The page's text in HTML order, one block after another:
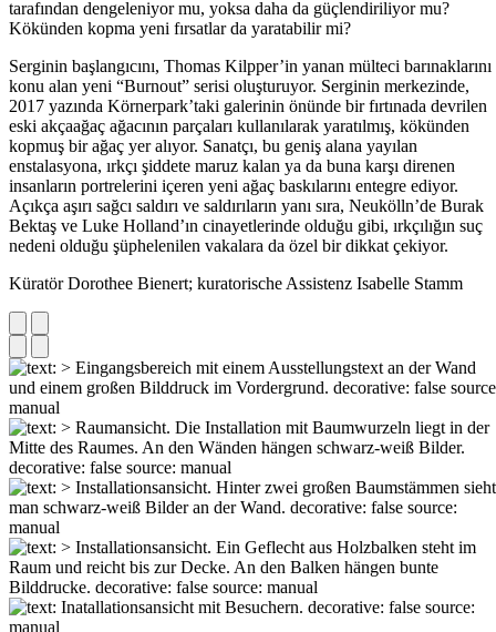
tarafından dengeleniyor mu, yoksa daha da güçlendiriliyor mu?
Kökünden kopma yeni fırsatlar da yaratabilir mi?
Serginin başlangıcını, Thomas Kilpper’in yanan mülteci barınaklarını
konu alan yeni “Burnout” serisi oluşturuyor. Serginin merkezinde,
2017 yazında Körnerpark’taki galerinin önünde bir fırtınada devrilen
eski akçaağaç ağacının parçaları kullanılarak yaratılmış, kökünden
kopmuş bir ağaç yer alıyor. Sanatçı, bu geniş alana yayılan
enstalasyona, ırkçı şiddete maruz kalan ya da buna karşı direnen
insanların portrelerini içeren yeni ağaç baskılarını entegre ediyor.
Açıkça aşırı sağcı saldırı ve saldırıların yanı sıra, Neukölln’de Burak
Bektaş ve Luke Holland’ın cinayetlerinde olduğu gibi, ırkçılığın suç
nedeni olduğu şüphelenilen vakalara da özel bir dikkat çekiyor.
Küratör Dorothee Bienert; kuratorische Assistenz Isabelle Stamm